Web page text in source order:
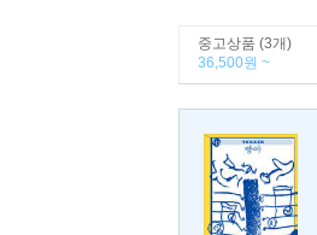
중고상품 (3개)
36,500원 ~